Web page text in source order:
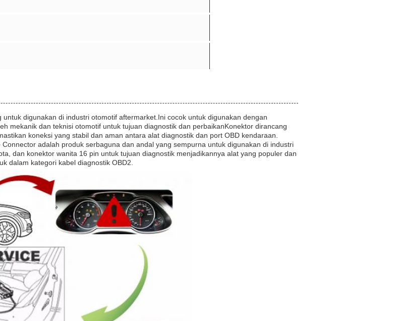
digunakan di industri otomotif aftermarket.Ini cocok untuk digunakan dengan
mekanik dan teknisi otomotif untuk tujuan diagnostik dan perbaikanKonektor dirancang
koneksi yang stabil dan aman antara alat diagnostik dan port OBD kendaraan.
adalah produk serbaguna dan andal yang sempurna untuk digunakan di industri
dan konektor wanita 16 pin untuk tujuan diagnostik menjadikannya alat yang populer dan
dalam kategori kabel diagnostik OBD2.